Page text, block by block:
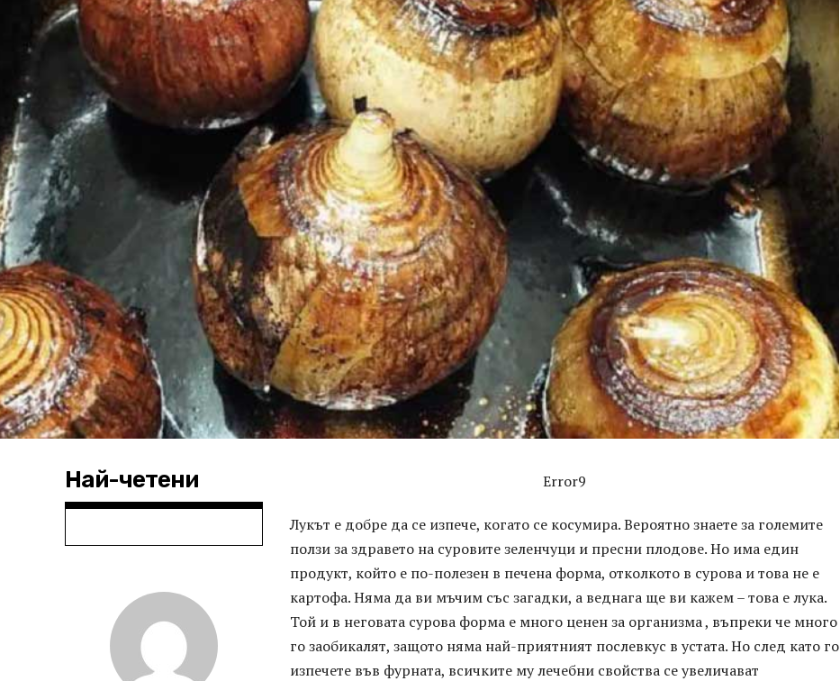
Най-четени Error9
Лукът е добре да се изпече, когато се косумира. Вероятно знаете за големите
ползи за здравето на суровите зеленчуци и пресни плодове. Но има един
продукт, който е по-полезен в печена форма, отколкото в сурова и това не е
картофа. Няма да ви мъчим със загадки, а веднага ще ви кажем – това е лука.
Той и в неговата сурова форма е много ценен за организма , въпреки че много
го заобикалят, защото няма най-приятният послевкус в устата. Но след като го
изпечете във фурната, всичките му лечебни свойства се увеличават